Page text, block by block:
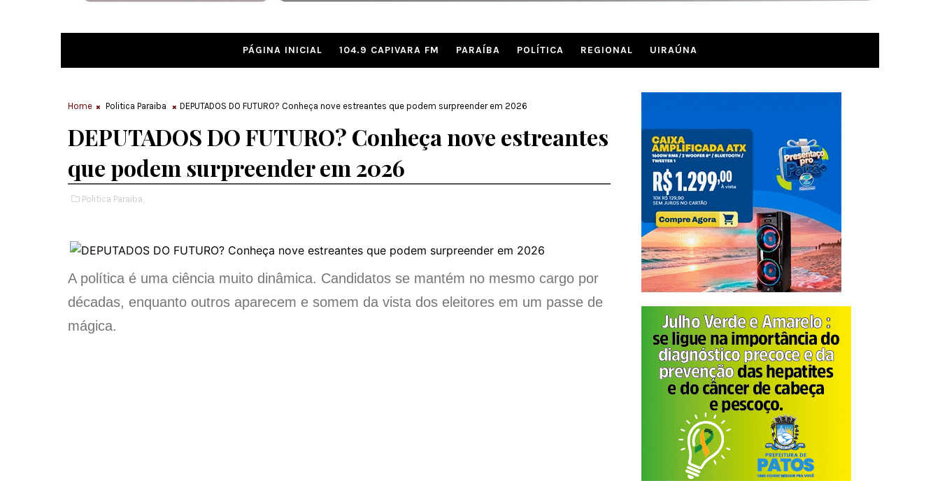
PÁGINA INICIAL 104.9 CAPIVARA FM PARAÍBA POLÍTICA REGIONAL UIRAÚNA
Home Politica Paraiba DEPUTADOS DO FUTURO? Conheça nove estreantes que podem surpreender em 2026
DEPUTADOS DO FUTURO? Conheça nove estreantes
que podem surpreender em 2026
Politica Paraiba,
A política é uma ciência muito dinâmica. Candidatos se mantém no mesmo cargo por
décadas, enquanto outros aparecem e somem da vista dos eleitores em um passe de
mágica.